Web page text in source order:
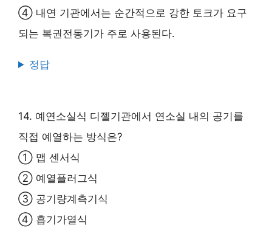
④ 내연 기관에서는 순간적으로 강한 토크가 요구
되는 복권전동기가 주로 사용된다.
정답
14. 예연소실식 디젤기관에서 연소실 내의 공기를
직접 예열하는 방식은?
① 맵 센서식
② 예열플러그식
③ 공기량계측기식
④ 흡기가열식